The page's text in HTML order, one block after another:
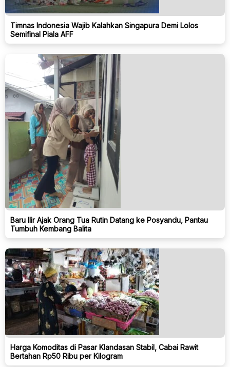
Timnas Indonesia Wajib Kalahkan Singapura Demi Lolos
Semifinal Piala AFF
Baru Ilir Ajak Orang Tua Rutin Datang ke Posyandu, Pantau
Tumbuh Kembang Balita
Harga Komoditas di Pasar Klandasan Stabil, Cabai Rawit
Bertahan Rp50 Ribu per Kilogram